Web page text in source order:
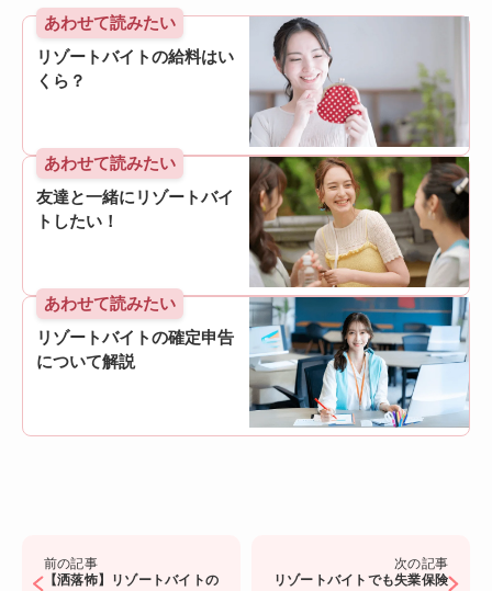
あわせて読みたい
リゾートバイトの給料はい
くら？
あわせて読みたい
友達と一緒にリゾートバイ
トしたい！
あわせて読みたい
リゾートバイトの確定申告
について解説
前の記事
【洒落怖】リゾートバイトの
次の記事
リゾートバイトでも失業保険